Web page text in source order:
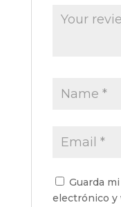
Guarda
electrónico y